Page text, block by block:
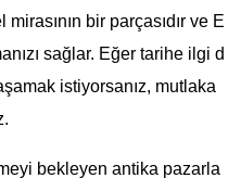
bir parçasıdır ve E
sağlar. Eğer tarihe ilgi d
istiyorsanız, mutlaka
bekleyen antika pazarla